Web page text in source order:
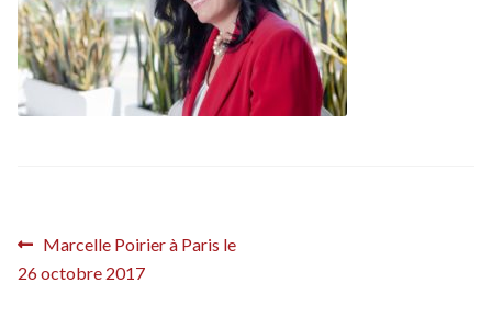
Inscription French District – confirmation
Inscription French District – confirmation (fdistrict2017)
Inscription Newsletter French District
Navigation
de
Article
précédent :
Marcelle Poirier à Paris le
26 octobre 2017